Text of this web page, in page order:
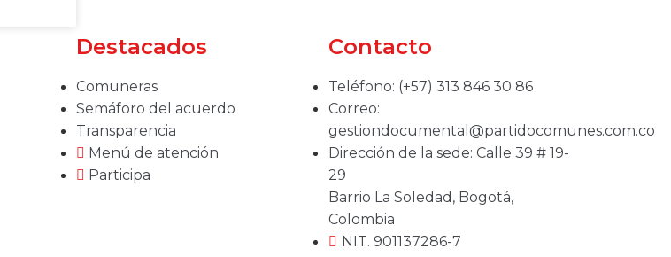
Destacados
Comuneras
Semáforo del acuerdo
Transparencia
Menú de atención
Participa
Contacto
Teléfono: (+57) 313 846 30 86
Correo:
gestiondocumental@partidocomunes.com.co
Dirección de la sede: Calle 39 # 19-
29
Barrio La Soledad, Bogotá,
Colombia
NIT. 901137286-7